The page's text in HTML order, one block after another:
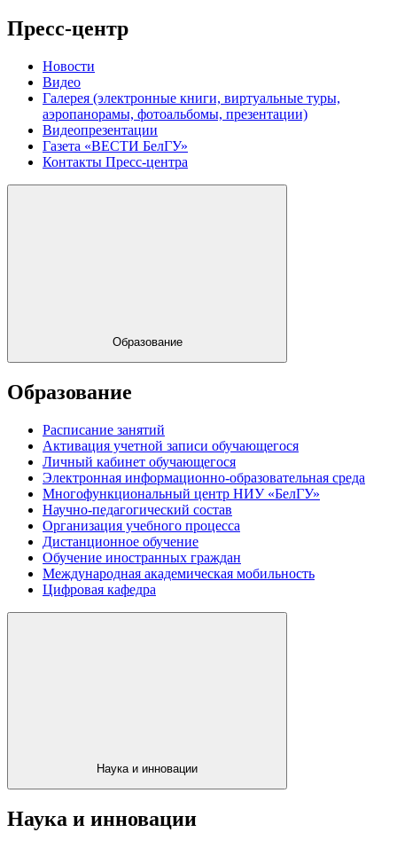
Пресс-центр
Новости
Видео
Галерея (электронные книги, виртуальные туры,
аэропанорамы, фотоальбомы, презентации)
Видеопрезентации
Газета «ВЕСТИ БелГУ»
Контакты Пресс-центра
Образование
Образование
Расписание занятий
Активация учетной записи обучающегося
Личный кабинет обучающегося
Электронная информационно-образовательная среда
Многофункциональный центр НИУ «БелГУ»
Научно-педагогический состав
Организация учебного процесса
Дистанционное обучение
Обучение иностранных граждан
Международная академическая мобильность
Цифровая кафедра
Наука и инновации
Наука и инновации